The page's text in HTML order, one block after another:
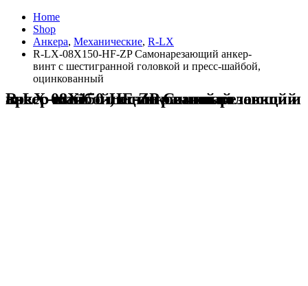
Home
Shop
Анкера, Механические, R-LX
R-LX-08X150-HF-ZP Самонарезающий анкер-
винт с шестигранной головкой и пресс-шайбой,
оцинкованный
R-LX-08X150-HF-ZP Самонарезающий анкер-винт с шестигранной головкой и пресс-шайбой, оцинкованный